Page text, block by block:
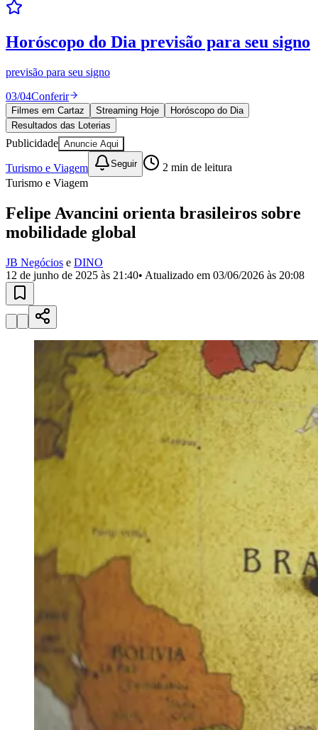
Para Sua Empresa
Anuncie no Portal
Cadastrar Empresa
Divulgar Vagas
Publicidade Legal
Política
Eleições
Esportes
Saúde
Segurança
Cultura
Meio Ambiente
Educação
Bairros de Barueri
Selecione sua regiãoPara notícias da sua região
Aldeia
JubranBelval
Califórnia
Jardim AudirJardim Belval
Jardim
Jardim dos Altos Jardim dos Camargos
Jardim
Jardim GrazielaJardim Iracema Jardim ItaquitiJardim
Jardim Líbano Jardim Maria Cristina Jardim Maria Helena
Jardim
Jardim Paraíso Jardim Paulista Jardim Reginalice Jardim São
Jardim São Pedro Jardim Silveira
Jardim
Jardim Tupanci Osasco
Parque dos
Parque Imperial Parque Santa Luzia Parque Viana
Pirapora
do Bom Jesus
Santana de
ParnaíbaSilveira Vale do Sol Vila Boa Vista
Vila
Vila Márcia
Anuncie no Portal
Guia de Empresas
Divulgar Vagas
Publicidade Legal
Segurança Regional
Hospitais Estaduais
Cidades da Região
Santana de ParnaíbaOsascoCarapicuíba JandiraItapevi Cotia
Pirapora
do Bom Jesus
CajamarCaieiras
Franco da
Francisco Morato Taboão da SerraEmbu das ArtesSão Roque
Horóscopo do Dia previsão para seu signo
previsão para seu signo
03/04Conferir
Filmes em Cartaz Streaming Hoje
Horóscopo do Dia
Resultados das Loterias
Publicidade Anuncie Aqui
Turismo e Viagem Seguir 2 min de leitura
Turismo e Viagem
Felipe Avancini orienta brasileiros sobre
mobilidade global
JB Negócios e DINO
12 de junho de 2025 às 21:40• Atualizado em 03/06/2026 às 20:08